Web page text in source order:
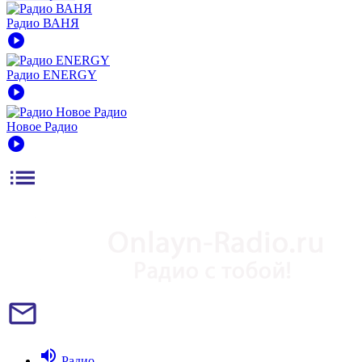
Радио ВАНЯ
play_circle
Радио ENERGY
play_circle
Новое Радио
play_circle
list
mail_outline
volume_up